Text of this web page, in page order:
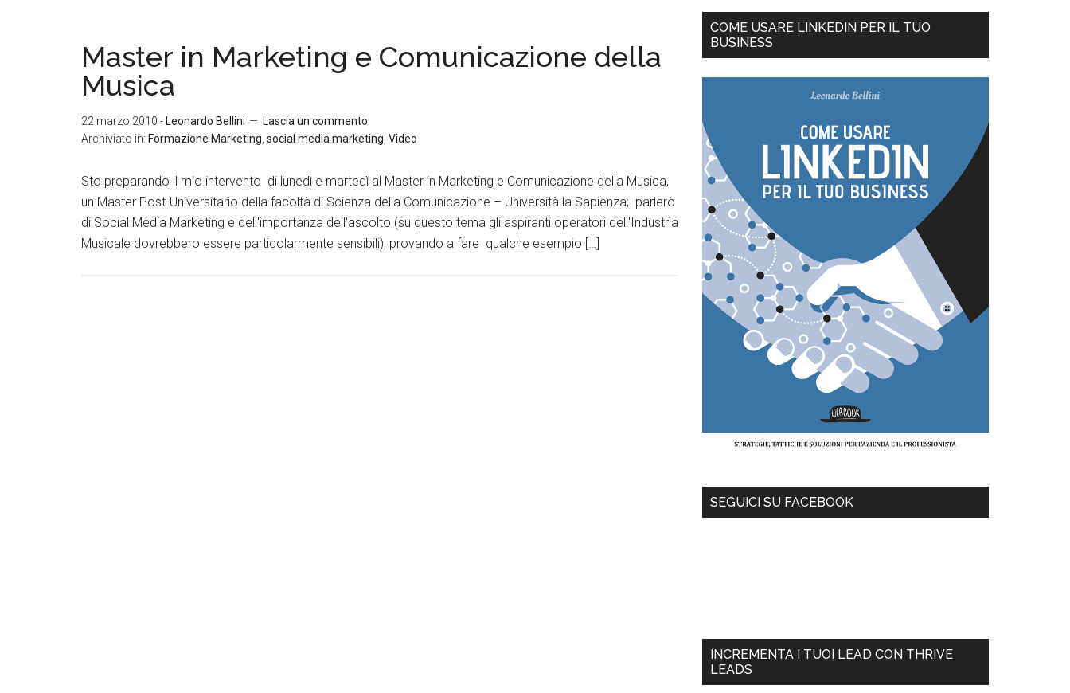
Master in Marketing e Comunicazione della
Musica
22 marzo 2010 - Leonardo Bellini
Lascia un commento
Archiviato in: Formazione Marketing social media marketing Video
Sto preparando il mio intervento di lunedì e martedì al Master in Marketing e Comunicazione della Musica,
un Master Post-Universitario della facoltà di Scienza della Comunicazione – Università la Sapienza; parlerò
di Social Media Marketing e dell'importanza dell'ascolto (su questo tema gli aspiranti operatori dell'Industria
Musicale dovrebbero essere particolarmente sensibili), provando a fare qualche esempio […]
COME USARE LINKEDIN PER IL TUO
BUSINESS
SEGUICI SU FACEBOOK
INCREMENTA I TUOI LEAD CON THRIVE
LEADS